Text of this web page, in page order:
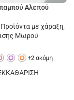
Αλεπού
Προϊόντα με χάραξη,
Μωρού
+2 ακόμη